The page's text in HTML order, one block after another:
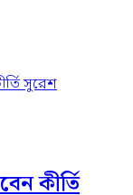
কীর্তি